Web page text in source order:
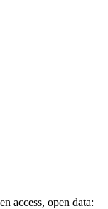
access, open data: